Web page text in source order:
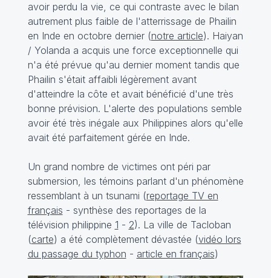
avoir perdu la vie, ce qui contraste avec le bilan
autrement plus faible de l'atterrissage de Phailin
en Inde en octobre dernier (notre article). Haiyan
/ Yolanda a acquis une force exceptionnelle qui
n'a été prévue qu'au dernier moment tandis que
Phailin s'était affaibli légèrement avant
d'atteindre la côte et avait bénéficié d'une très
bonne prévision. L'alerte des populations semble
avoir été très inégale aux Philippines alors qu'elle
avait été parfaitement gérée en Inde.
Un grand nombre de victimes ont péri par
submersion, les témoins parlant d'un phénomène
ressemblant à un tsunami (reportage TV en
français - synthèse des reportages de la
télévision philippine 1 - 2). La ville de Tacloban
(carte) a été complètement dévastée (vidéo lors
du passage du typhon - article en français)